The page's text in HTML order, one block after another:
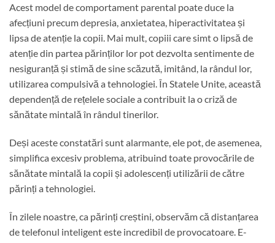
Acest model de comportament parental poate duce la
afecțiuni precum depresia, anxietatea, hiperactivitatea și
lipsa de atenție la copii. Mai mult, copiii care simt o lipsă de
atenție din partea părinților lor pot dezvolta sentimente de
nesiguranță și stimă de sine scăzută, imitând, la rândul lor,
utilizarea compulsivă a tehnologiei. În Statele Unite, această
dependență de rețelele sociale a contribuit la o criză de
sănătate mintală în rândul tinerilor.
Deși aceste constatări sunt alarmante, ele pot, de asemenea,
simplifica excesiv problema, atribuind toate provocările de
sănătate mintală la copii și adolescenți utilizării de către
părinți a tehnologiei.
În zilele noastre, ca părinți creștini, observăm că distanțarea
de telefonul inteligent este incredibil de provocatoare. E-